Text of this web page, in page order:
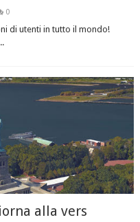
0
di utenti in tutto il mondo!
alla vers